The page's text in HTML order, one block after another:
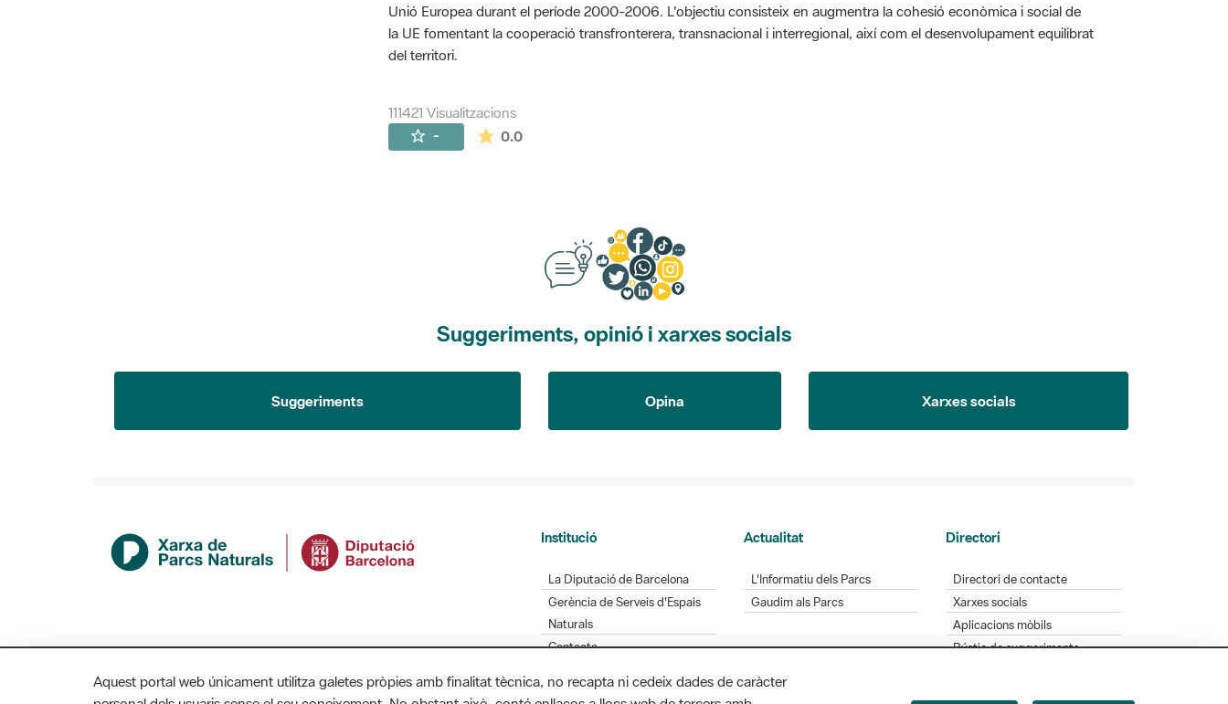
Unió Europea durant el període 2000-2006. L'objectiu consisteix en augmentra la cohesió econòmica i social de
la UE fomentant la cooperació transfronterera, transnacional i interregional, així com el desenvolupament equilibrat
del territori.
111421 Visualitzacions
- 0.0La mitjana de les valoracions és de 0 estrelles de 5.
Suggeriments, opinió i xarxes socials
Suggeriments Opina Xarxes socials
Institució
La Diputació de Barcelona
Gerència de Serveis d'Espais
Naturals
Contacte
Actualitat
L'Informatiu dels Parcs
Gaudim als Parcs
Directori
Directori de contacte
Xarxes socials
Aplicacions mòbils
Bústia de suggeriments
Aquest portal web únicament utilitza galetes pròpies amb finalitat tècnica, no recapta ni cedeix dades de caràcter